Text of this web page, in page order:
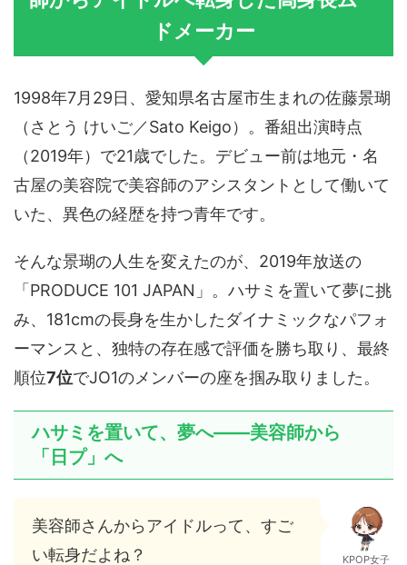
ドメーカー
1998年7月29日、愛知県名古屋市生まれの佐藤景瑚
（さとう けいご／Sato Keigo）。番組出演時点
（2019年）で21歳でした。デビュー前は地元・名
古屋の美容院で美容師のアシスタントとして働いて
いた、異色の経歴を持つ青年です。
そんな景瑚の人生を変えたのが、2019年放送の
「PRODUCE 101 JAPAN」。ハサミを置いて夢に挑
み、181cmの長身を生かしたダイナミックなパフォ
ーマンスと、独特の存在感で評価を勝ち取り、最終
順位7位でJO1のメンバーの座を掴み取りました。
ハサミを置いて、夢へ——美容師から
「日プ」へ
美容師さんからアイドルって、すご
い転身だよね？
KPOP女子